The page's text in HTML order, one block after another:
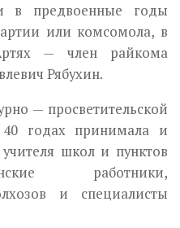
в предвоенные годы
или комсомола, в
— член райкома
Рябухин.
— просветительской
годах принимала и
школ и пунктов
работники,
и специалисты